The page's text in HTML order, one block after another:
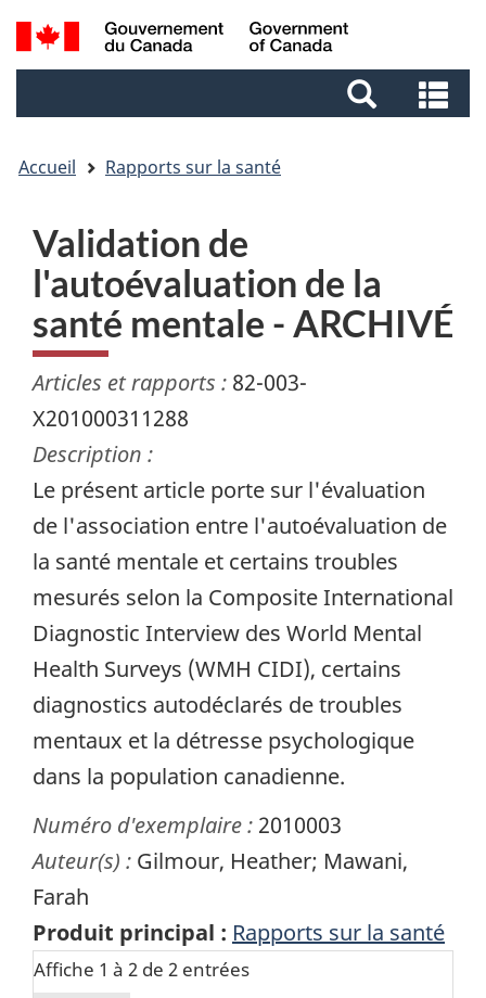
Aller
au
Aller
au
Passer
à
Recherche
et
et
Accueil Rapports sur la santé
Validation de
l'autoévaluation de la
santé mentale - ARCHIVÉ
Articles et rapports : 82-003-
X201000311288
Description :
Le présent article porte sur l'évaluation
de l'association entre l'autoévaluation de
la santé mentale et certains troubles
mesurés selon la Composite International
Diagnostic Interview des World Mental
Health Surveys (WMH CIDI), certains
diagnostics autodéclarés de troubles
mentaux et la détresse psychologique
dans la population canadienne.
Numéro d'exemplaire : 2010003
Auteur(s) : Gilmour, Heather; Mawani,
Farah
Produit principal : Rapports sur la santé
Affiche 1 à 2 de 2 entrées